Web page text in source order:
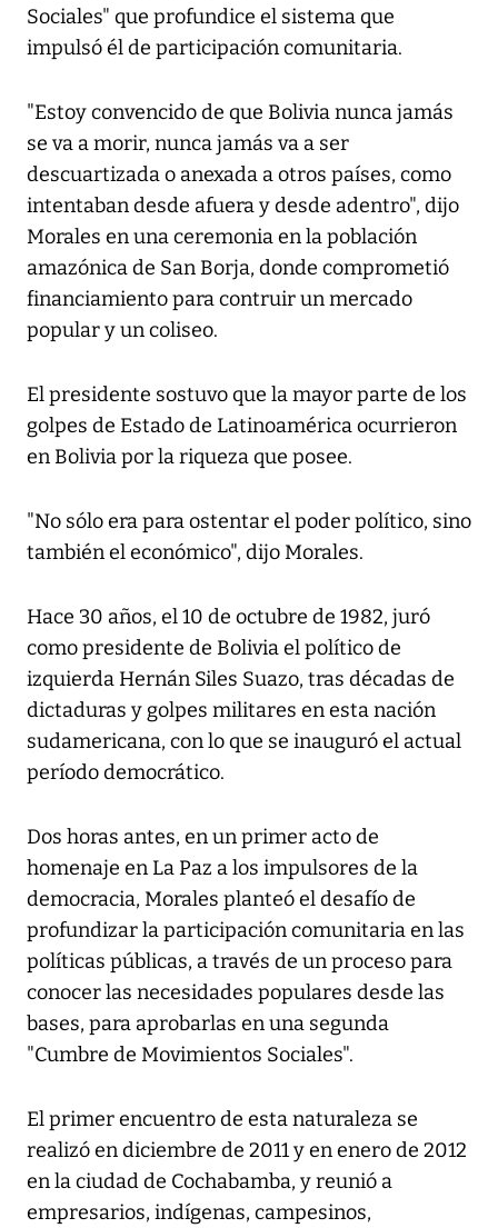
Sociales" que profundice el sistema que
impulsó él de participación comunitaria.
"Estoy convencido de que Bolivia nunca jamás
se va a morir, nunca jamás va a ser
descuartizada o anexada a otros países, como
intentaban desde afuera y desde adentro", dijo
Morales en una ceremonia en la población
amazónica de San Borja, donde comprometió
financiamiento para contruir un mercado
popular y un coliseo.
El presidente sostuvo que la mayor parte de los
golpes de Estado de Latinoamérica ocurrieron
en Bolivia por la riqueza que posee.
"No sólo era para ostentar el poder político, sino
también el económico", dijo Morales.
Hace 30 años, el 10 de octubre de 1982, juró
como presidente de Bolivia el político de
izquierda Hernán Siles Suazo, tras décadas de
dictaduras y golpes militares en esta nación
sudamericana, con lo que se inauguró el actual
período democrático.
Dos horas antes, en un primer acto de
homenaje en La Paz a los impulsores de la
democracia, Morales planteó el desafío de
profundizar la participación comunitaria en las
políticas públicas, a través de un proceso para
conocer las necesidades populares desde las
bases, para aprobarlas en una segunda
"Cumbre de Movimientos Sociales".
El primer encuentro de esta naturaleza se
realizó en diciembre de 2011 y en enero de 2012
en la ciudad de Cochabamba, y reunió a
empresarios, indígenas, campesinos,